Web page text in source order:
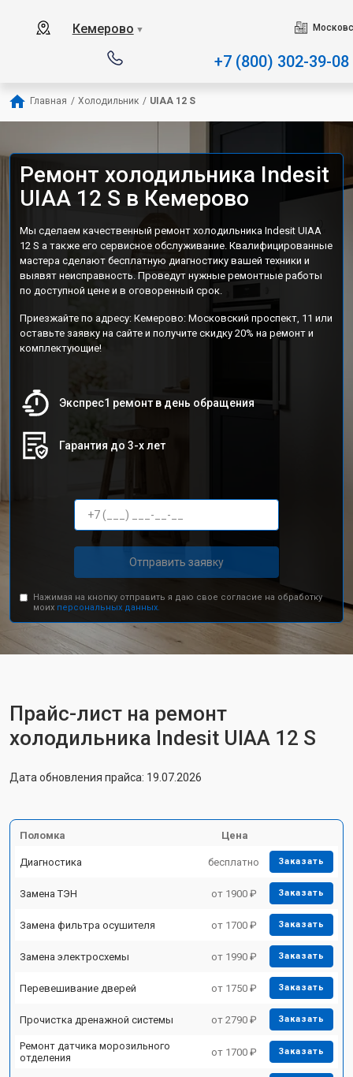
Кемерово ▼
+7 (800) 302-39-08
Главная / Холодильник / UIAA 12 S
Ремонт холодильника Indesit
UIAA 12 S в Кемерово
Мы сделаем качественный ремонт холодильника Indesit UIAA
12 S а также его сервисное обслуживание. Квалифицированные
мастера сделают бесплатную диагностику вашей техники и
выявят неисправность. Проведут нужные ремонтные работы
по доступной цене и в оговоренный срок.
Приезжайте по адресу: Кемерово: Московский проспект, 11 или
оставьте заявку на сайте и получите скидку 20% на ремонт и
комплектующие!
Экспрес1 ремонт в день обращения
Гарантия до 3-х лет
Отправить заявку
Нажимая на кнопку отправить я даю свое согласие на обработку
моих персональных данных.
Прайс-лист на ремонт
холодильника Indesit UIAA 12 S
Дата обновления прайса: 19.07.2026
Поломка Цена
Диагностика бесплатно Заказать
Замена ТЭН от 1900 ₽ Заказать
Замена фильтра осушителя от 1700 ₽ Заказать
Замена электросхемы от 1990 ₽ Заказать
Перевешивание дверей от 1750 ₽ Заказать
Прочистка дренажной системы от 2790 ₽ Заказать
Ремонт датчика морозильного
отделения
от 1700 ₽ Заказать